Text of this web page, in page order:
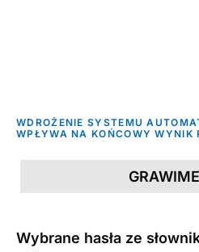
WDROŻENIE SYSTEMU
WPŁYWA NA KOŃCOWY WYNIK
Wybrane hasła ze